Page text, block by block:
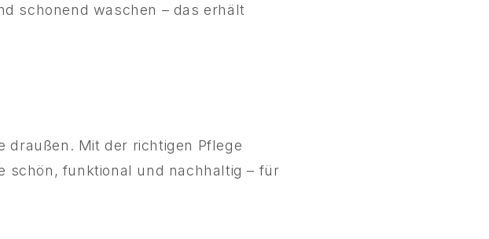
schonend waschen – das erhält
draußen. Mit der richtigen Pflege
schön, funktional und nachhaltig – für